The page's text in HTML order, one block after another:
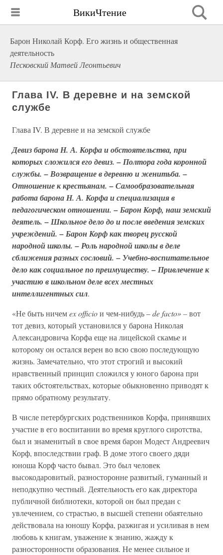
ВикиЧтение
Барон Николай Корф. Его жизнь и общественная
деятельность
Песковский Матвей Леонтьевич
Глава IV. В деревне и на земской
службе
Глава IV. В деревне и на земской службе
Девиз барона Н. А. Корфа и обстоятельства, при
которых сложился его девиз. – Полтора года коронной
службы. – Возвращение в деревню и женитьба. –
Отношение к крестьянам. – Самообразовательная
работа барона Н. А. Корфа и специализация в
педагогическом отношении. – Барон Корф, наш земский
деятель. – Школьное дело до и после введения земских
учреждений. – Барон Корф как творец русской
народной школы. – Роль народной школы в деле
сближения разных сословий. – Учебно-воспитательное
дело как социальное по преимуществу. – Привлечение к
участию в школьном деле всех местных
интеллигентных сил.
«Не быть ничемex officioи чем-нибудь –de facto» –вот
тот девиз, который установился у барона Николая
Александровича Корфа еще на лицейской скамье и
которому он остался верен во всю свою последующую
жизнь. Замечательно, что этот строгий и высокий
нравственный принцип сложился у юного барона при
таких обстоятельствах, которые обыкновенно приводят к
прямо обратному результату.
В числе петербургских родственников Корфа, принявших
участие в его воспитании во время круглого сиротства,
был и знаменитый в свое время барон Модест Андреевич
Корф, впоследствии граф. В доме этого своего дяди
юноша Корф часто бывал. Это был человек
высокодаровитый, разносторонне развитый, гуманный и
неподкупно честный. Деятельность его как директора
публичной библиотеки, которой он был предан с
увлечением, со страстью, в высшей степени обаятельно
действовала на юношу Корфа, разжигая и усиливая в нем
любовь к книгам, уважение к знанию, жажду к
разносторонности образования. Не менее сильное и